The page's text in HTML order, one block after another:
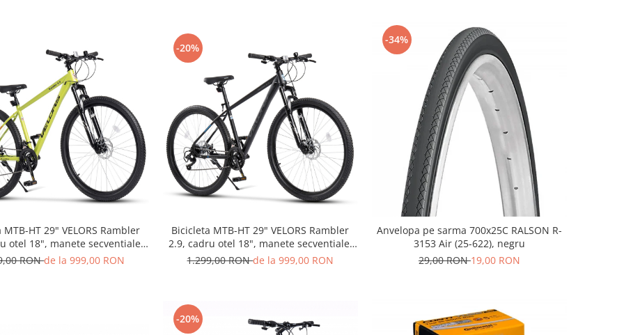
HT 29" VELORS Rambler
otel 18", manete secventiale,
disc, 21 viteze, verde
RONde la 999,00 RON
-20%
Bicicleta MTB-HT 29" VELORS Rambler
2.9, cadru otel 18", manete secventiale,
frane disc, 21 viteze, negru/gri
1.299,00 RONde la 999,00 RON
-34%
Anvelopa pe sarma 700x25C RALSON R-
3153 Air (25-622), negru
29,00 RON19,00 RON
-20%